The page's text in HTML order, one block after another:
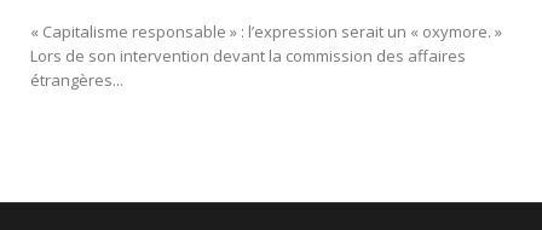
« Capitalisme responsable » : l’expression serait un « oxymore. »
Lors de son intervention devant la commission des affaires
étrangères...